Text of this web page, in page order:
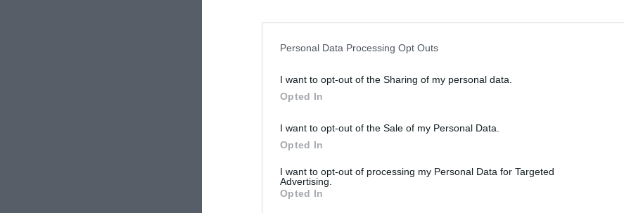
Personal Data Processing Opt Outs
I want to opt-out of the Sharing of my personal data.
Opted In
I want to opt-out of the Sale of my Personal Data.
Opted In
I want to opt-out of processing my Personal Data for Targeted
Advertising.
Opted In
Outubro 2011
Você se hospedaria novamente nesse hotel?
Outubro 2011